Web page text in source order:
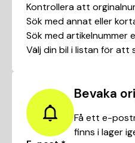
Kontrollera att
Sök med annat eller
Sök med artikelnummer
Välj din bil i listan för att
Bevaka
Få ett e-
finns i lager